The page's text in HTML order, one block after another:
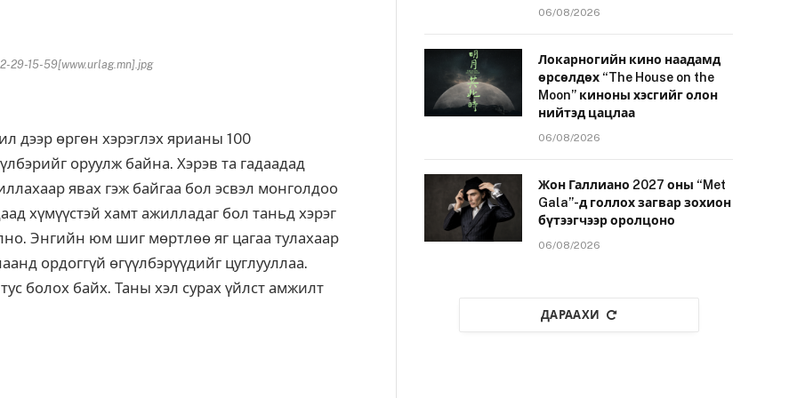
29-15-59[www.urlag.mn].jpg
дээр өргөн хэрэглэх ярианы 100
оруулж байна. Хэрэв та гадаадад
явах гэж байгаа бол эсвэл монголдоо
хүмүүстэй хамт ажилладаг бол таньд хэрэг
Энгийн юм шиг мөртлөө яг цагаа тулахаар
ордоггүй өгүүлбэрүүдийг цуглууллаа.
болох байх. Таны хэл сурах үйлст амжилт
06/08/2026
Локарногийн кино наадамд
өрсөлдөх “The House on the
Moon” киноны хэсгийг олон
нийтэд цацлаа
06/08/2026
Жон Галлиано 2027 оны “Met
Gala”-д голлох загвар зохион
бүтээгчээр оролцоно
06/08/2026
ДАРААХИ